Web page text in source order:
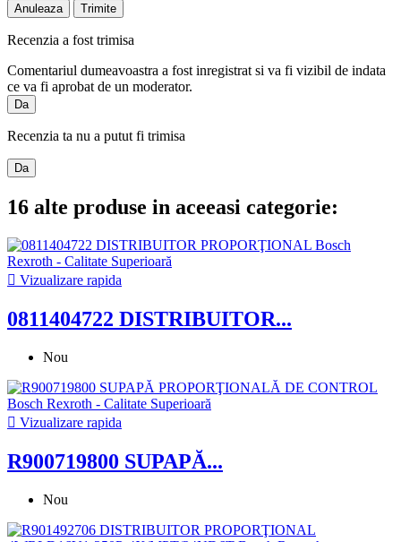
Anuleaza Trimite
Recenzia a fost trimisa
Comentariul dumeavoastra a fost inregistrat si va fi vizibil de indata
ce va fi aprobat de un moderator.
Da
Recenzia ta nu a putut fi trimisa
Da
16 alte produse in aceeasi categorie:
 Vizualizare rapida
0811404722 DISTRIBUITOR...
Nou
 Vizualizare rapida
R900719800 SUPAPĂ...
Nou